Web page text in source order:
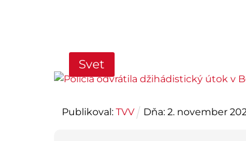
Svet
Publikoval: TVV Dňa: 2. november